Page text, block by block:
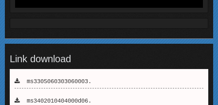
Link download
ms3305060303060003.
ms3402010404000d06.